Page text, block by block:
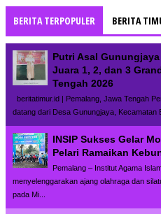
BERITA TERPOPULER BERITA
Putri Asal
Juara 1, 2, dan 3
Tengah 2026
beritatimur.id | Pemalang, Jawa Tengah
datang dari Desa Gunungjaya, Kecamatan
INSIP Sukses Gelar
Pelari Ramaikan
Pemalang – Institut Agama
menyelenggarakan ajang olahraga dan
pada Mi...